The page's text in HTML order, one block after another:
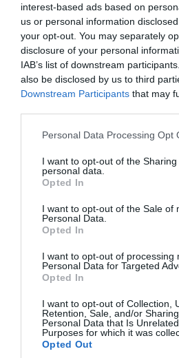
interest-based ads based on
us or personal information
your opt-out. You may separately
disclosure of your personal
IAB’s list of downstream
also be disclosed by us to third
Downstream Participants that may
Please note that this website/app
not limited to your visit or usage
grant or deny consent to Google
use your data for below specified
consent section.
Personal Data Processing Opt
I want to opt-out of the
personal data.
Opted In
I want to opt-out of the Sale of
Personal Data.
Opted In
I want to opt-out of processing
Personal Data for Targeted
Opted In
I want to opt-out of Collection,
Retention, Sale, and/or
Personal Data that Is
Purposes for which it was
Opted Out
08.08.2026 | 17:02
Σε «αναμμένα κάρβουνα» η
Περιορίζει την κίνηση
Θάλασσα
09.08.2026 | 13:02
Το Ιράν «παγώνει» τις ΗΠΑ
δισ.δολάρια και διόδια»